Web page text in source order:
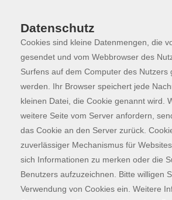
Skip to main content
Programm
Der Kurs konnte nicht gefunden
Datenschutz
Cookies sind kleine Datenmengen, die
gesendet und vom Webbrowser des
Surfens auf dem Computer des Nutzers
werden. Ihr Browser speichert jede
kleinen Datei, die Cookie genannt wird.
weitere Seite vom Server anfordern,
das Cookie an den Server zurück.
zuverlässiger Mechanismus für
sich Informationen zu merken oder die
Benutzers aufzuzeichnen. Bitte willigen
Verwendung von Cookies ein. Weitere